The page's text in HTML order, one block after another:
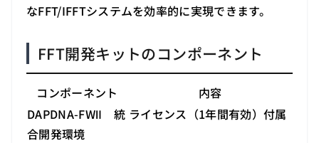
なFFT/IFFTシステムを効率的に実現できます。
FFT開発キットのコンポーネント
コンポーネント
内容
DAPDNA-FWⅡ 統
合開発環境
ライセンス（1年間有効）付属